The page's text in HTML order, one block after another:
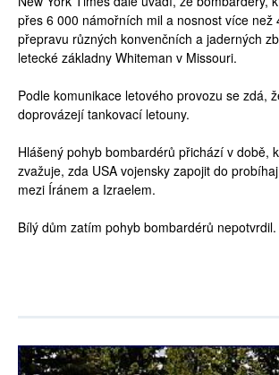
přes 6 000 námořních mil a nosnost více než
přepravu různých konvenčních a jaderných
letecké základny Whiteman v Missouri.
Podle komunikace letového provozu se zdá,
doprovázejí tankovací letouny.
Hlášený pohyb bombardérů přichází v době,
zvažuje, zda USA vojensky zapojit do
mezi Íránem a Izraelem.
Bílý dům zatím pohyb bombardérů nepotvrdil.